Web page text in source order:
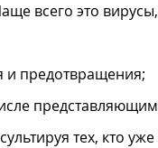
всего это
и предотвращения;
тех, кто